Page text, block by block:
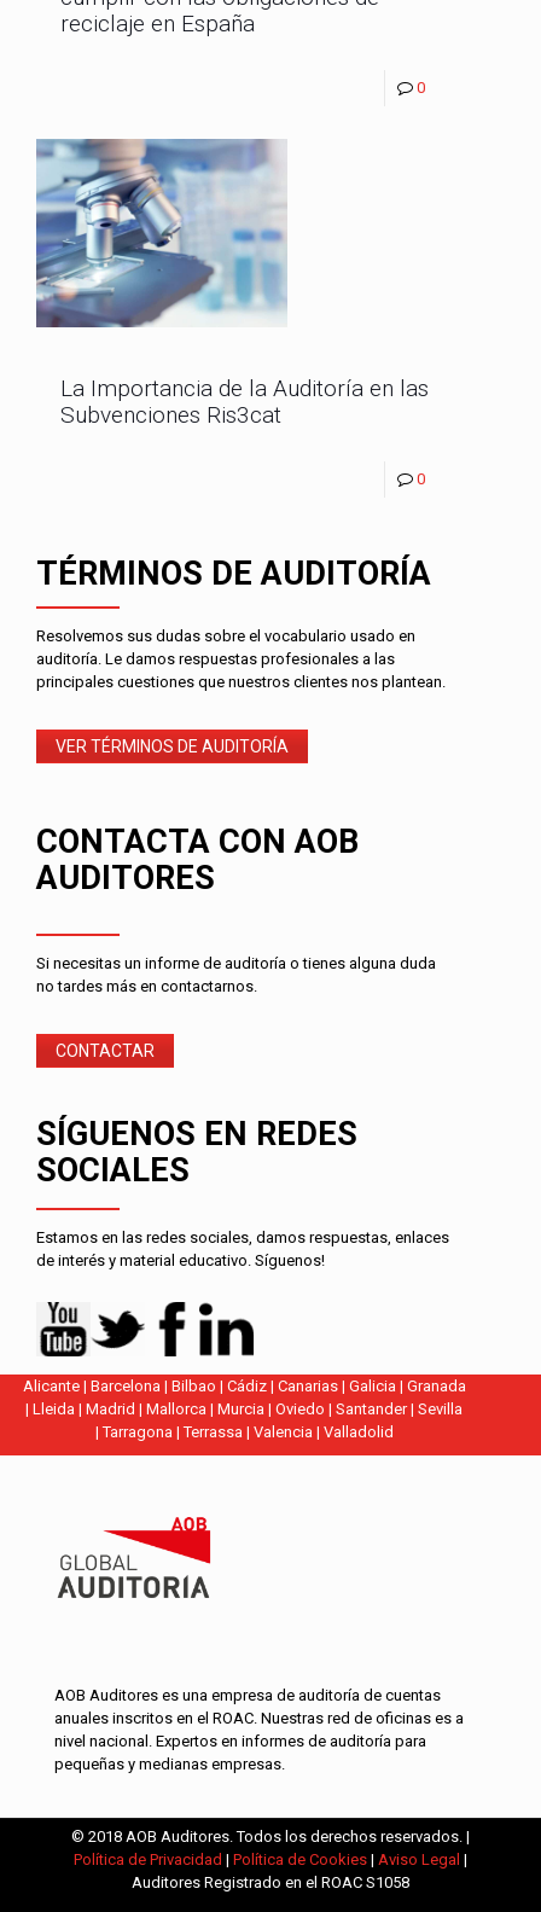
reciclaje en España
0
La Importancia de la Auditoría en las
Subvenciones Ris3cat
0
TÉRMINOS DE AUDITORÍA
Resolvemos sus dudas sobre el vocabulario usado en
auditoría. Le damos respuestas profesionales a las
principales cuestiones que nuestros clientes nos plantean.
VER TÉRMINOS DE AUDITORÍA
CONTACTA CON AOB
AUDITORES
Si necesitas un informe de auditoría o tienes alguna duda
no tardes más en contactarnos.
CONTACTAR
SÍGUENOS EN REDES
SOCIALES
Estamos en las redes sociales, damos respuestas, enlaces
de interés y material educativo. Síguenos!
Alicante| Barcelona | Bilbao | Cádiz| Canarias| Galicia | Granada
|Lleida |Madrid |Mallorca |Murcia |Oviedo |Santander|Sevilla
|Tarragona |Terrassa | Valencia | Valladolid
AOB Auditores es una empresa de auditoría de cuentas
anuales inscritos en el ROAC. Nuestras red de oficinas es a
nivel nacional. Expertos en informes de auditoría para
pequeñas y medianas empresas.
© 2018 AOB Auditores. Todos los derechos reservados. |
Política de Privacidad | Política de Cookies | Aviso Legal |
Auditores Registrado en el ROAC S1058